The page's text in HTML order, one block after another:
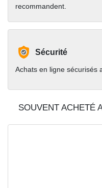
recommandent.
Sécurité
Achats en ligne sécurisés
SOUVENT ACHETÉ